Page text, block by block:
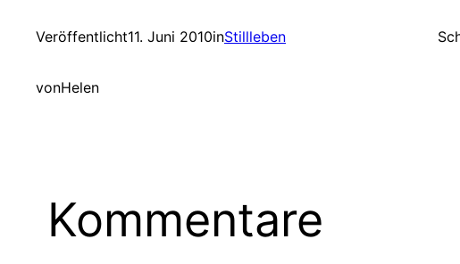
Veröffentlicht11. Juni 2010inStillleben
vonHelen
Kommentare